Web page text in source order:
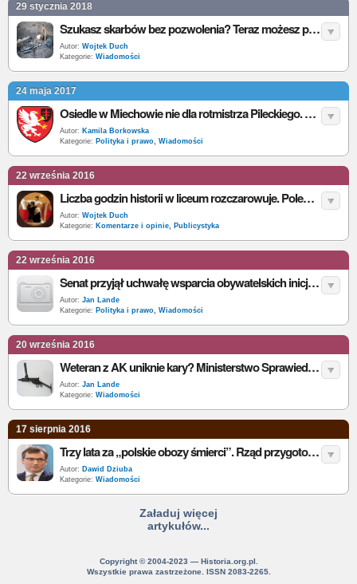
29 stycznia 2018
Szukasz skarbów bez pozwolenia? Teraz możesz popełnić przestępstwo
Autor: Wojtek Duch
Kategorie: Wiadomości
24 maja 2017
Osiedle w Miechowie nie dla rotmistrza Pileckiego. Mieszkańcy wybrali Parkowe
Autor: Kamila Borkowska
Kategorie: Polityka i prawo, Wiadomości
22 września 2016
Liczba godzin historii w liceum rozczarowuje. Polemika z projektem MEN
Autor: Wojtek Duch
Kategorie: Komentarze i opinie, Publicystyka
22 września 2016
Senat przyjął uchwałę wsparcia obywatelskich inicjatyw uczczenia 100. rocznicy Bitwy Warszawskiej
Autor: Jan Lande
Kategorie: Polityka i prawo, Wiadomości
20 września 2016
Weteran z AK uniknie kary? Ministerstwo Sprawiedliwości interweniuje
Autor: Jan Lande
Kategorie: Wiadomości
17 sierpnia 2016
Trzy lata za „polskie obozy śmierci”. Rząd przygotował ustawę
Autor: Dawid Dziuba
Kategorie: Wiadomości
Załaduj więcej
artykułów...
Copyright © 2004-2023 — Historia.org.pl.
Wszystkie prawa zastrzeżone. ISSN 2083-2265.